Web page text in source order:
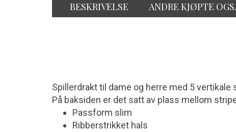
BESKRIVELSE ANDRE KJØPTE
Spillerdrakt til dame og herre med 5 vertikale
På baksiden er det satt av plass mellom
Passform slim
Ribberstrikket hals